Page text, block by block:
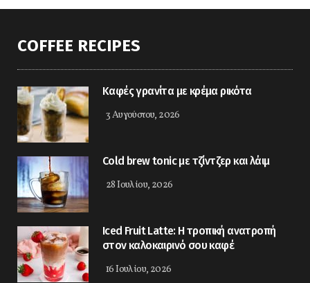
COFFEE RECIPES
Καφές γρανίτα με κρέμα ρικότα
3 Αυγούστου, 2026
Cold brew tonic με τζίντζερ και λάιμ
28 Ιουλίου, 2026
Iced Fruit Latte: Η τροπική ανατροπή
στον καλοκαιρινό σου καφέ
16 Ιουλίου, 2026